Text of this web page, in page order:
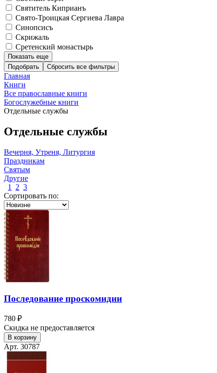
Святитель Киприанъ
Свято-Троицкая Сергиева Лавра
Синопсисъ
Скрижаль
Сретенский монастырь
Показать еще
Подобрать
Главная
Книги
Все православные книги
Богослужебные книги
Отдельные службы
Отдельные службы
Вечерня, Утреня, Литургия
Праздникам
Святым
Другие
1
2 3
Сортировать по:
Последование проскомидии
780 ₽
Скидка не предоставляется
В корзину
Арт. 30787